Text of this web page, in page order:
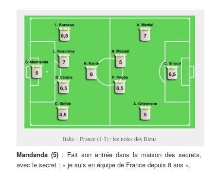
Italie – France (1-3) : les notes des Bleus
Mandanda (5) : Fait son entrée dans la maison des secrets,
avec le secret : « je suis en équipe de France depuis 8 ans ».